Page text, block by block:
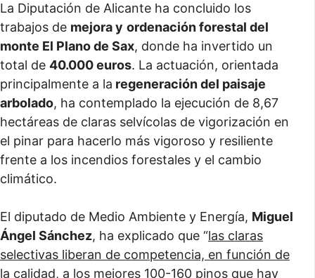
La Diputación de Alicante ha concluido los
trabajos de mejora y ordenación forestal del
monte El Plano de Sax, donde ha invertido un
total de 40.000 euros. La actuación, orientada
principalmente a la regeneración del paisaje
arbolado, ha contemplado la ejecución de 8,67
hectáreas de claras selvícolas de vigorización en
el pinar para hacerlo más vigoroso y resiliente
frente a los incendios forestales y el cambio
climático.
El diputado de Medio Ambiente y Energía, Miguel
Ángel Sánchez, ha explicado que “las claras
selectivas liberan de competencia, en función de
la calidad, a los mejores 100-160 pinos que hay